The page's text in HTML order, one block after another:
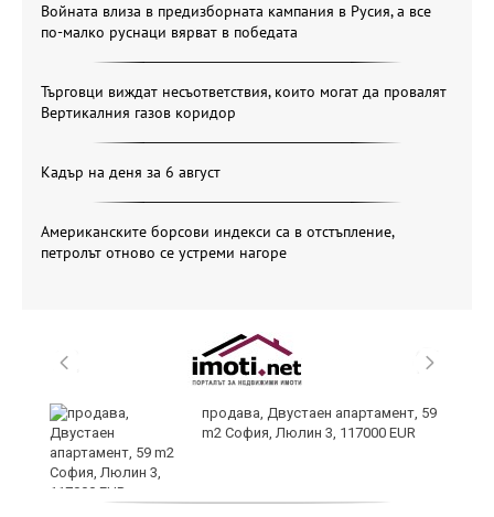
Войната влиза в предизборната кампания в Русия, а все
по-малко руснаци вярват в победата
Търговци виждат несъответствия, които могат да провалят
Вертикалния газов коридор
Кадър на деня за 6 август
Американските борсови индекси са в отстъпление,
петролът отново се устреми нагоре
продава, Двустаен апартамент, 59
m2 София, Люлин 3, 117000 EUR